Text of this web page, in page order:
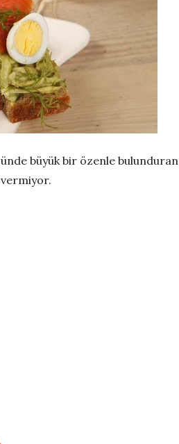
büyük bir özenle bulunduran